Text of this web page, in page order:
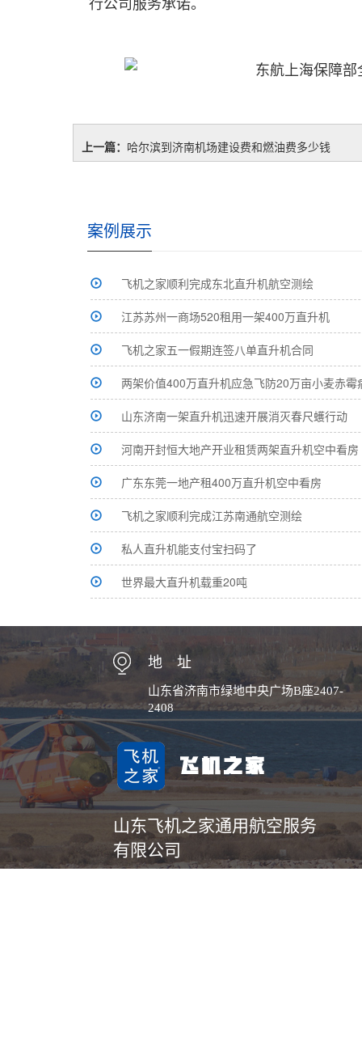
行公司服务承诺。
上一篇： 哈尔滨到济南机场建设费和燃油费多少钱
案例展示
飞机之家顺利完成东北直升机航空测绘
江苏苏州一商场520租用一架400万直升机
飞机之家五一假期连签八单直升机合同
两架价值400万直升机应急飞防20万亩小麦赤霉
山东济南一架直升机迅速开展消灭春尺蠖行动
河南开封恒大地产开业租赁两架直升机空中看房
广东东莞一地产租400万直升机空中看房
飞机之家顺利完成江苏南通航空测绘
私人直升机能支付宝扫码了
世界最大直升机载重20吨
地 址
山东省济南市绿地中央广场B座2407-
2408
山东飞机之家通用航空服务
有限公司